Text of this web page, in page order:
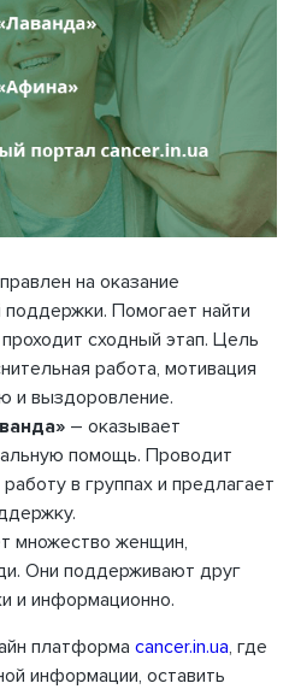
на оказание
поддержки. Помогает найти
сходный этап. Цель
работа, мотивация
и выздоровление.
– оказывает
помощь. Проводит
в группах и предлагает
множество женщин,
Они поддерживают друг
и информационно.
платформа cancer.in.ua, где
информации, оставить